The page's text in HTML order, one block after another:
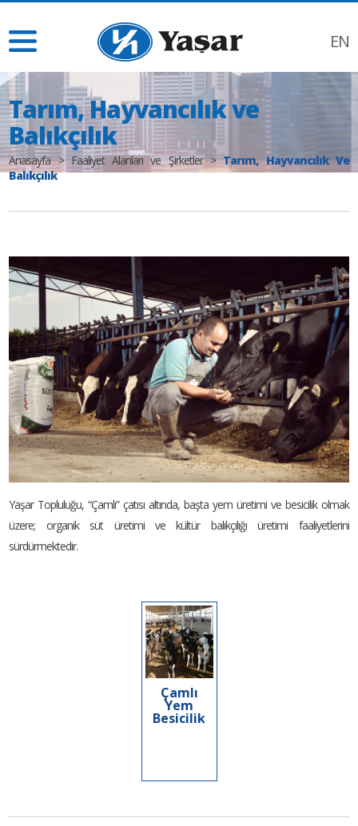
EN
Tarım, Hayvancılık ve
Balıkçılık
Anasayfa > Faaliyet Alanları ve Şirketler >Tarım, Hayvancılık Ve
Balıkçılık
Yaşar Topluluğu, “Çamlı” çatısı altında, başta yem üretimi ve besicilik olmak
üzere; organik süt üretimi ve kültür balıkçılığı üretimi faaliyetlerini
sürdürmektedir.
Çamlı
Yem
Besicilik